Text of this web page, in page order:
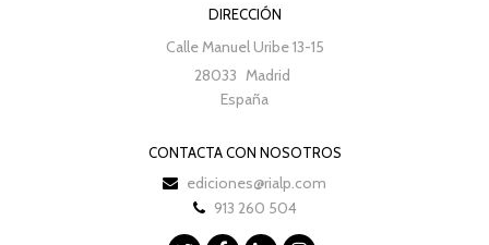
DIRECCIÓN
Calle Manuel Uribe 13-15
28033 Madrid
España
CONTACTA CON NOSOTROS
ediciones@rialp.com
913 260 504